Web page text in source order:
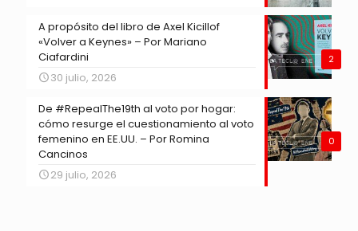
2
A propósito del libro de Axel Kicillof
«Volver a Keynes» – Por Mariano
Ciafardini
30 julio, 2026
0
De #RepealThe19th al voto por hogar:
cómo resurge el cuestionamiento al voto
femenino en EE.UU. – Por Romina
Cancinos
29 julio, 2026